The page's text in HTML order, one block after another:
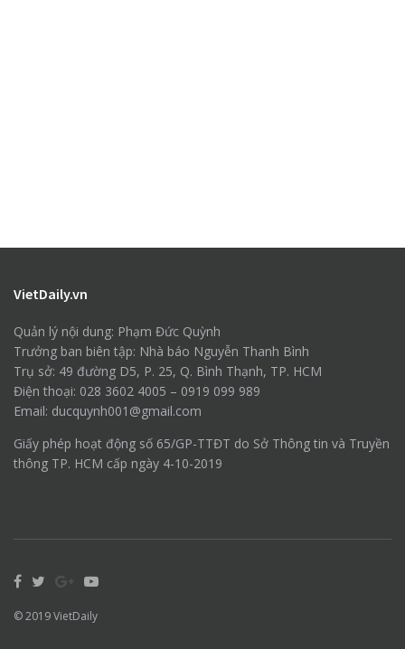
VietDaily.vn
Quản lý nội dung: Phạm Đức Quỳnh
Trưởng ban biên tập: Nhà báo Nguyễn Thanh Bình
Trụ sở: 49 đường D5, P. 25, Q. Bình Thạnh, TP. HCM
Điện thoại: 028 3602 4005 – 0919 099 989
Email: ducquynh001@gmail.com
Giấy phép hoạt động số 65/GP-TTĐT do Sở Thông tin và Truyền
thông TP. HCM cấp ngày 4-10-2019
© 2019VietDaily